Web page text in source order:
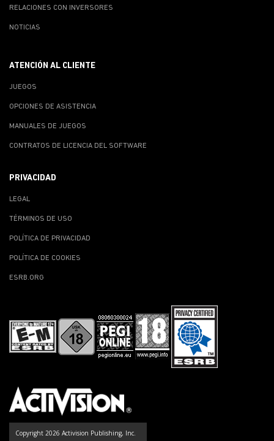
RELACIONES CON INVERSORES
NOTICIAS
ATENCIÓN AL CLIENTE
JUEGOS
OPCIONES DE ASISTENCIA
MANUALES DE JUEGOS
CONTRATOS DE LICENCIA DEL SOFTWARE
PRIVACIDAD
LEGAL
TÉRMINOS DE USO
POLÍTICA DE PRIVACIDAD
POLÍTICA DE COOKIES
ESRB.ORG
Copyright 2026 Activision Publishing, Inc.